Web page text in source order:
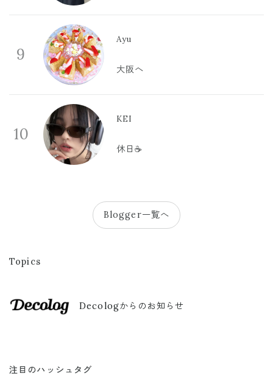
9
Ayu
大阪へ
10
KEI
休日☕️
Blogger一覧へ
Topics
Decologからのお知らせ
注目のハッシュタグ